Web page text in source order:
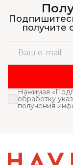
получите
Нажимая
обработку
получения